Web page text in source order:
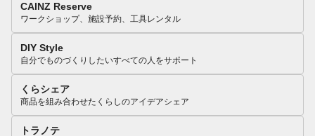
CAINZ Reserve
ワークショップ、施設予約、工具レンタル
DIY Style
自分でものづくりしたいすべての人をサポート
くらシェア
商品を組み合わせたくらしのアイデアシェア
トラノテ